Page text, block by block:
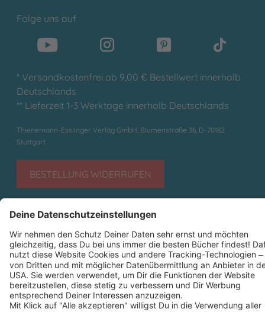
Folge uns auf
* Versandkostenfrei ab 9,00 € Bestellwert innerhalb
Deutschlands
** Lieferzeit 1-3 Werktage innerhalb Deutschlands
Thienemann-Esslinger Verlag GmbH, Blumenstraße 36, D-70182
Stuttgart
BESTELLUNG WIDERRUFEN